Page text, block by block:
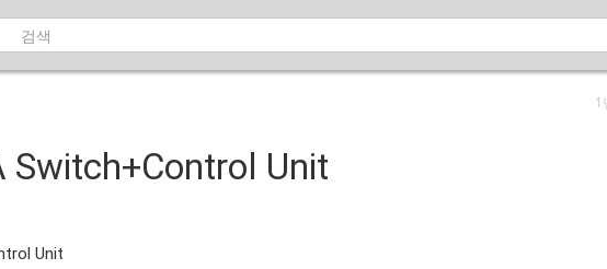
1
Switch+Control Unit
Unit